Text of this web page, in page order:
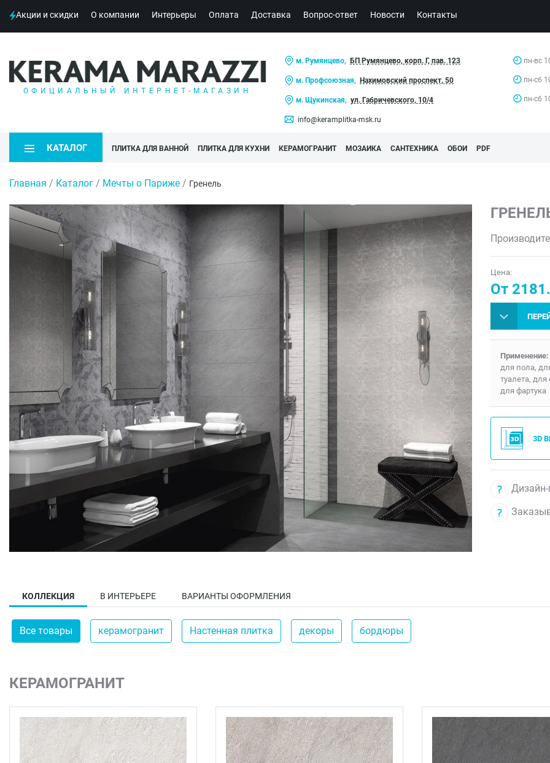
Акции и скидки О компании Интерьеры Оплата Доставка Вопрос-ответ Новости Контакты
ОФИЦИАЛЬНЫЙ ИНТЕРНЕТ-МАГАЗИН
м. Румянцево, БП Румянцево, корп. Г, пав. 123
м. Профсоюзная, Нахимовский проспект, 50
м. Щукинская, ул. Габричевского, 10/4
info@keramplitka-msk.ru
пн-вс
пн-сб
пн-сб
КАТАЛОГ ПЛИТКА ДЛЯ ВАННОЙ ПЛИТКА ДЛЯ КУХНИ КЕРАМОГРАНИТ МОЗАИКА САНТЕХНИКА ОБОИ PDF
Главная / Каталог / Мечты о Париже / Гренель
Цена:
От
Применение:
для пола,
туалета,
для фартука
3D
Дизайн-
КОЛЛЕКЦИЯ В ИНТЕРЬЕРЕ ВАРИАНТЫ ОФОРМЛЕНИЯ
Все товары керамогранит Настенная плитка декоры бордюры
КЕРАМОГРАНИТ